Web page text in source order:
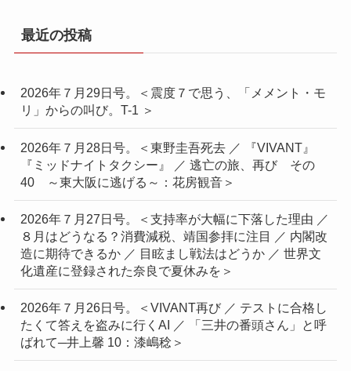
最近の投稿
2026年７月29日号。＜震度７で思う、「メメント・モ
リ」からの叫び。T-1 ＞
2026年７月28日号。＜東野圭吾死去 ／ 『VIVANT』
『ミッドナイトタクシー』 ／ 逃亡の旅、再び その
40 ～東大阪に逃げる～：花房観音＞
2026年７月27日号。＜支持率が大幅に下落した理由 ／
８月はどうなる？消費減税、靖国参拝に注目 ／ 内閣改
造に期待できるか ／ 目眩まし戦法はどうか ／ 世界文
化遺産に登録された奈良で夏休みを＞
2026年７月26日号。＜VIVANT再び ／ テストに合格し
たくて答えを盗みに行くAI ／ 「三井の番頭さん」と呼
ばれて─井上馨 10：漆嶋稔＞